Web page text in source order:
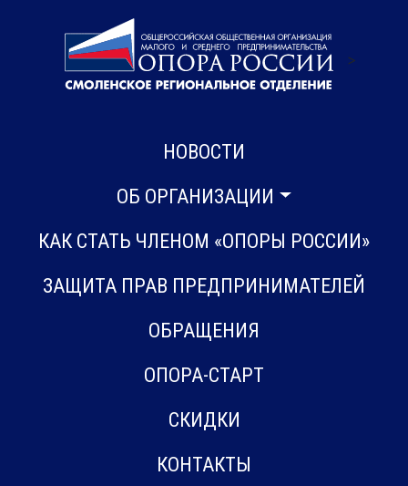
>
НОВОСТИ
ОБ ОРГАНИЗАЦИИ
КАК СТАТЬ ЧЛЕНОМ «ОПОРЫ РОССИИ»
ЗАЩИТА ПРАВ ПРЕДПРИНИМАТЕЛЕЙ
ОБРАЩЕНИЯ
ОПОРА-СТАРТ
СКИДКИ
КОНТАКТЫ